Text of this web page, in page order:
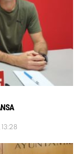
13:28